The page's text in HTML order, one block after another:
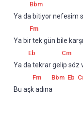
Bbm
Ya da bitiyor nefesim
Fm
Ya bir tek gün bile
Eb Cm
Ya da tekrar gelip söz
Fm Bbm Eb
Bu aşk adına